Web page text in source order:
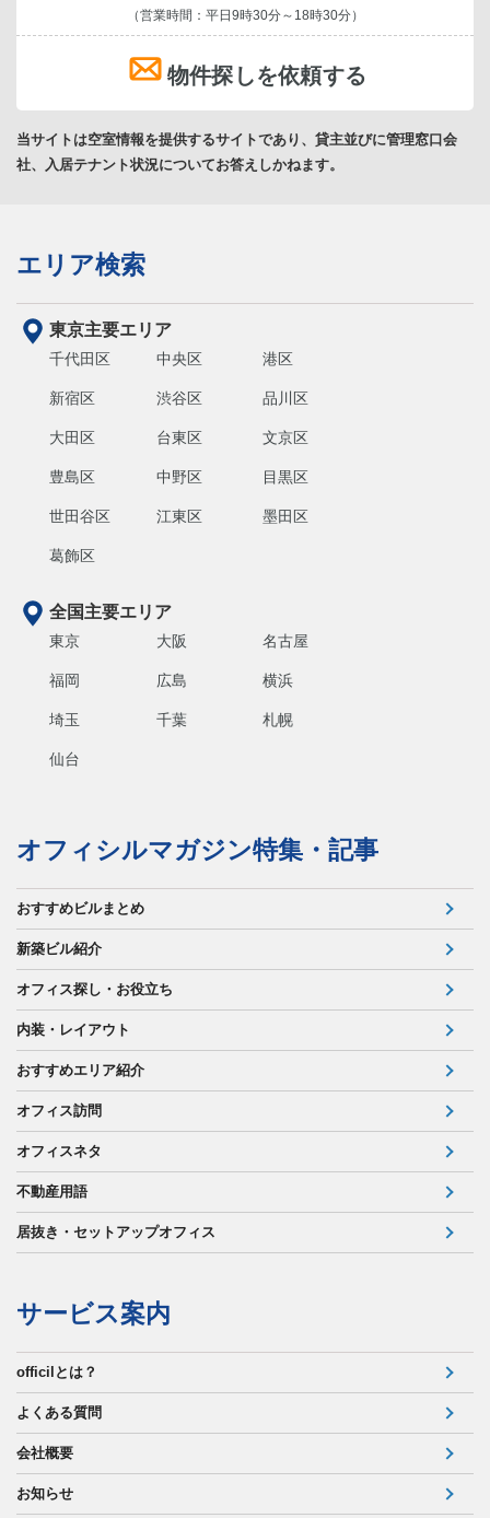
（営業時間：平日9時30分～18時30分）
物件探しを依頼する
当サイトは空室情報を提供するサイトであり、貸主並びに管理窓口会
社、入居テナント状況についてお答えしかねます。
エリア検索
東京主要エリア
千代田区 中央区 港区
新宿区 渋谷区 品川区
大田区 台東区 文京区
豊島区 中野区 目黒区
世田谷区 江東区 墨田区
葛飾区
全国主要エリア
東京 大阪 名古屋
福岡 広島 横浜
埼玉 千葉 札幌
仙台
オフィシルマガジン特集・記事
おすすめビルまとめ
新築ビル紹介
オフィス探し・お役立ち
内装・レイアウト
おすすめエリア紹介
オフィス訪問
オフィスネタ
不動産用語
居抜き・セットアップオフィス
サービス案内
officilとは？
よくある質問
会社概要
お知らせ